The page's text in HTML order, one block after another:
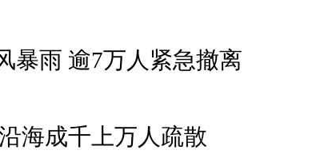
暴雨 逾7万人紧急撤离
海成千上万人疏散